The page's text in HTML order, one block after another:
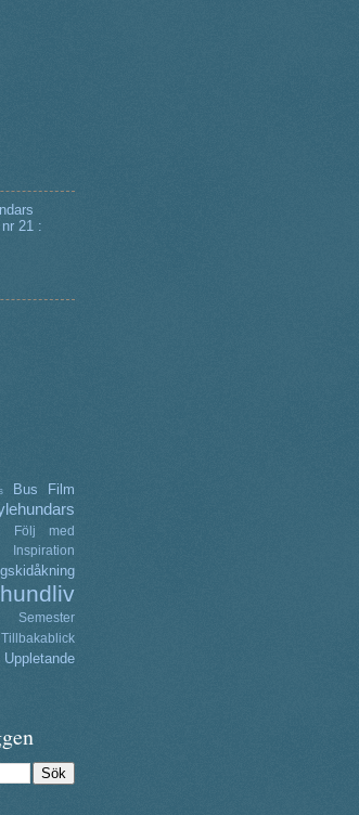
21 :
Bus
Film
Följ med
Inspiration
Semester
Tillbakablick
Uppletande